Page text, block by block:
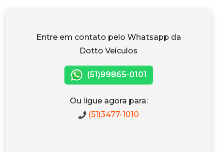
Entre em contato pelo Whatsapp da
Dotto Veículos
(51)99865-0101
Ou ligue agora para:
(51)3477-1010